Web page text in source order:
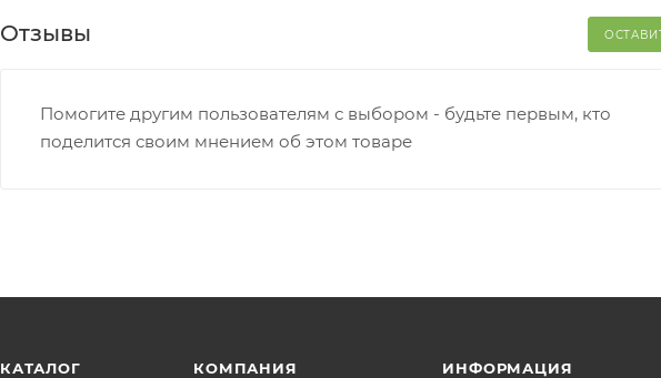
Отзывы
Помогите другим пользователям с выбором - будьте первым, кто
поделится своим мнением об этом товаре
КАТАЛОГ КОМПАНИЯ ИНФОРМАЦИЯ